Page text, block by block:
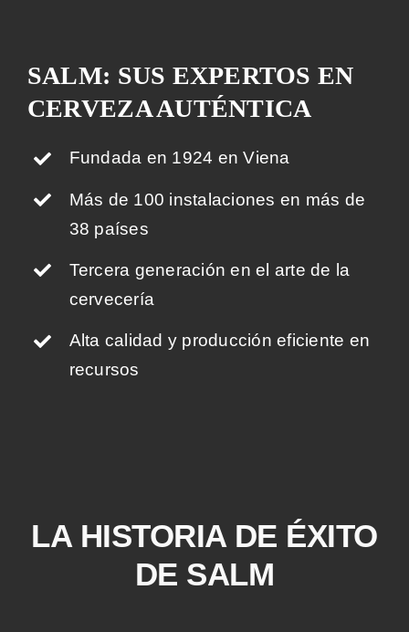
SALM: SUS EXPERTOS EN
CERVEZA AUTÉNTICA
Fundada en 1924 en Viena
Más de 100 instalaciones en más de
38 países
Tercera generación en el arte de la
cervecería
Alta calidad y producción eficiente en
recursos
LA HISTORIA DE ÉXITO
DE SALM